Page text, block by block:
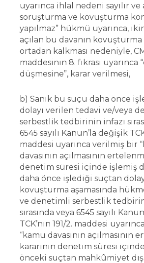
uyarınca ihlal nedeni sayılır ve
soruşturma ve kovuşturma
yapılmaz” hükmü uyarınca,
açılan bu davanın kovuşturma
ortadan kalkması nedeniyle,
maddesinin 8. fıkrası uyarınca
düşmesine”, karar verilmesi,
b) Sanık bu suçu daha önce
dolayı verilen tedavi ve/veya
serbestlik tedbirinin infazı
6545 sayılı Kanun’la değişik
maddesi uyarınca verilmiş bir
davasının açılmasının
denetim süresi içinde işlemiş
daha önce işlediği suçtan
kovuşturma aşamasında
ve denetimli serbestlik
sırasında veya 6545 sayılı
TCK’nın 191/2. maddesi
“kamu davasının açılmasının
kararının denetim süresi
önceki suçtan mahkûmiyet